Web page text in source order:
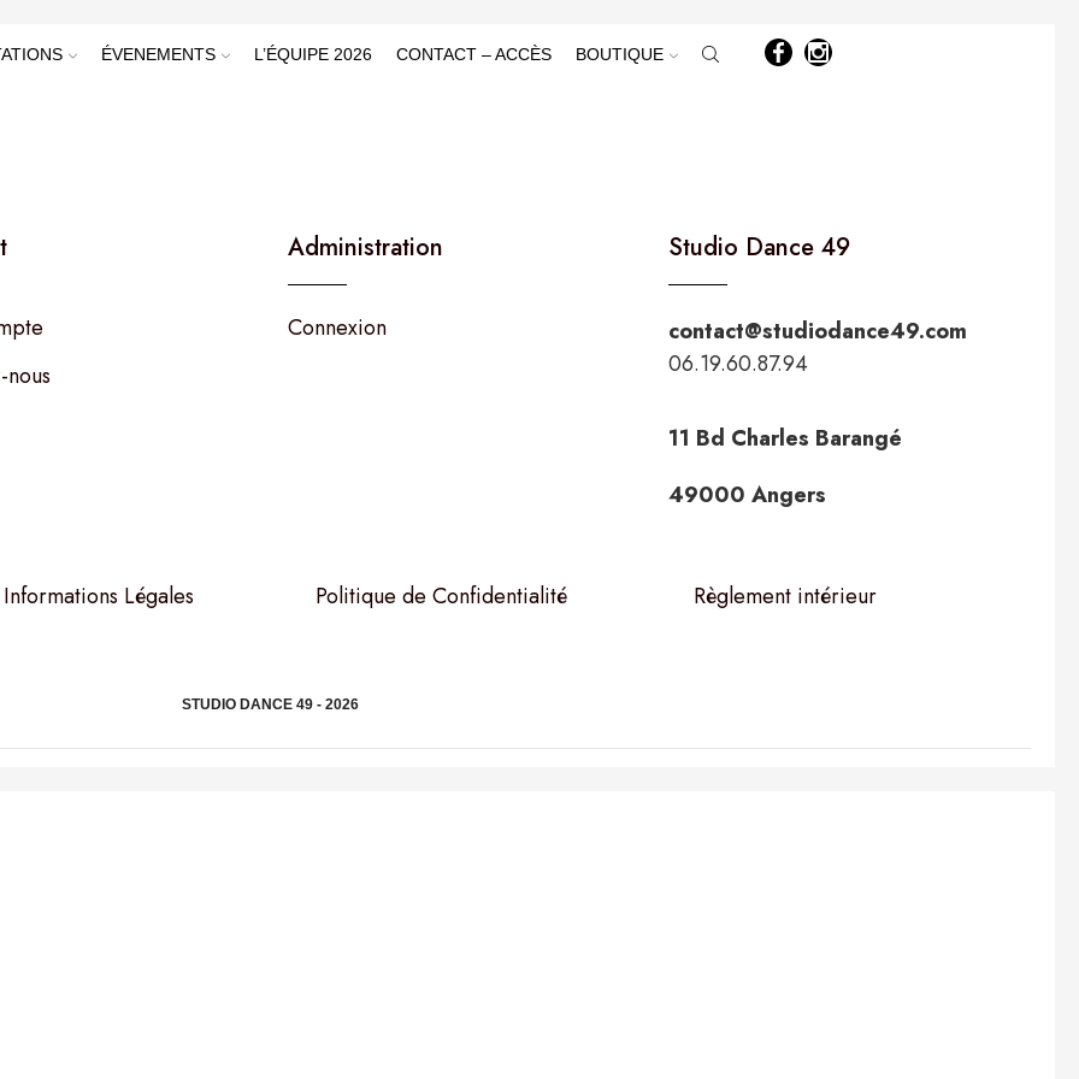
ÉVENEMENTS L’ÉQUIPE 2026 CONTACT – ACCÈS BOUTIQUE
Administration
Connexion
Studio Dance 49
contact@studiodance49.com
06.19.60.87.94
11 Bd Charles Barangé
49000 Angers
Informations Légales Politique de Confidentialité Règlement intérieur
STUDIO DANCE 49 - 2026